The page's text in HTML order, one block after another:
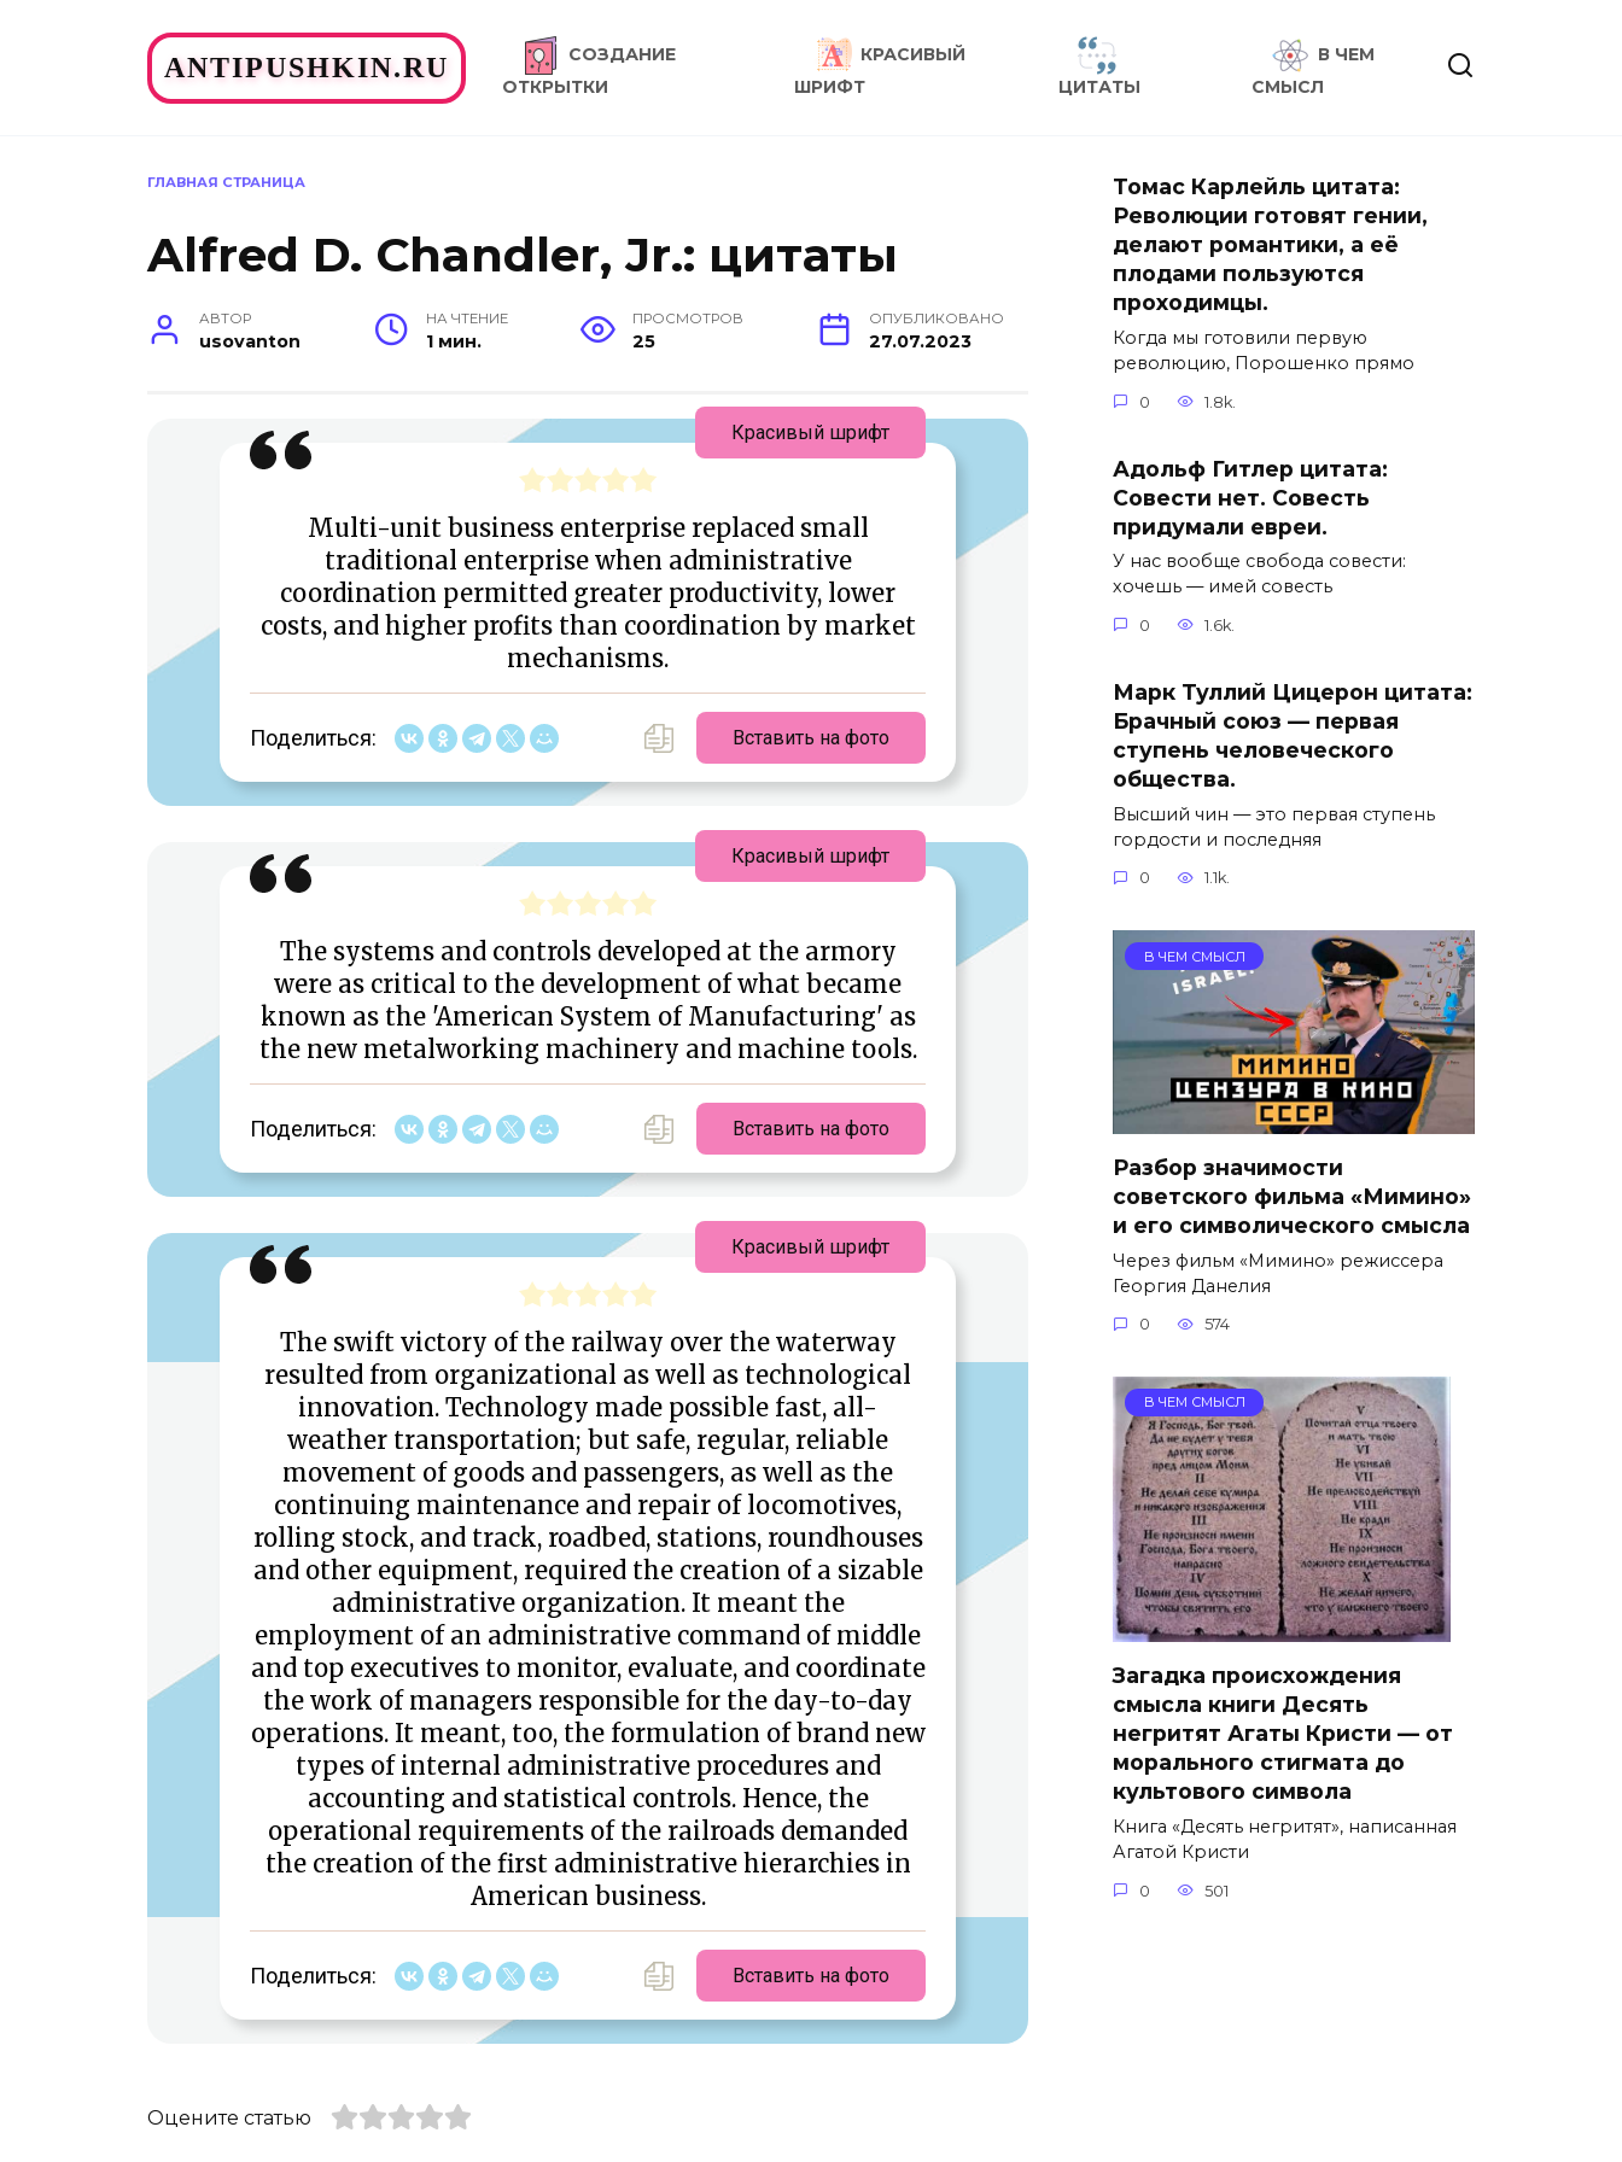
ANTIPUSHKIN.RU
СОЗДАНИЕ
ОТКРЫТКИ
КРАСИВЫЙ
ШРИФТ
ЦИТАТЫ
В ЧЕМ
СМЫСЛ
ГЛАВНАЯ СТРАНИЦА
Alfred D. Chandler, Jr.: цитаты
АВТОР
usovanton
НА ЧТЕНИЕ
1 мин.
ПРОСМОТРОВ
25
ОПУБЛИКОВАНО
27.07.2023
Multi-unit business enterprise replaced small
traditional enterprise when administrative
coordination permitted greater productivity, lower
costs, and higher profits than coordination by market
mechanisms.
Поделиться: Вставить на фото
Красивый шрифт
The systems and controls developed at the armory
were as critical to the development of what became
known as the 'American System of Manufacturing' as
the new metalworking machinery and machine tools.
Поделиться: Вставить на фото
Красивый шрифт
The swift victory of the railway over the waterway
resulted from organizational as well as technological
innovation. Technology made possible fast, all-
weather transportation; but safe, regular, reliable
movement of goods and passengers, as well as the
continuing maintenance and repair of locomotives,
rolling stock, and track, roadbed, stations, roundhouses
and other equipment, required the creation of a sizable
administrative organization. It meant the
employment of an administrative command of middle
and top executives to monitor, evaluate, and coordinate
the work of managers responsible for the day-to-day
operations. It meant, too, the formulation of brand new
types of internal administrative procedures and
accounting and statistical controls. Hence, the
operational requirements of the railroads demanded
the creation of the first administrative hierarchies in
American business.
Поделиться: Вставить на фото
Красивый шрифт
Оцените статью
Томас Карлейль цитата:
Революции готовят гении,
делают романтики, а её
плодами пользуются
проходимцы.
Когда мы готовили первую
революцию, Порошенко прямо
0 1.8k.
Адольф Гитлер цитата:
Совести нет. Совесть
придумали евреи.
У нас вообще свобода совести:
хочешь — имей совесть
0 1.6k.
Марк Туллий Цицерон цитата:
Брачный союз — первая
ступень человеческого
общества.
Высший чин — это первая ступень
гордости и последняя
0 1.1k.
В ЧЕМ СМЫСЛ
Разбор значимости
советского фильма «Мимино»
и его символического смысла
Через фильм «Мимино» режиссера
Георгия Данелия
0 574
В ЧЕМ СМЫСЛ
Загадка происхождения
смысла книги Десять
негритят Агаты Кристи — от
морального стигмата до
культового символа
Книга «Десять негритят», написанная
Агатой Кристи
0 501